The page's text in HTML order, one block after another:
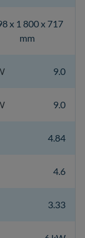
x 1 800 x 717
mm
9.0
9.0
4.84
4.6
3.33